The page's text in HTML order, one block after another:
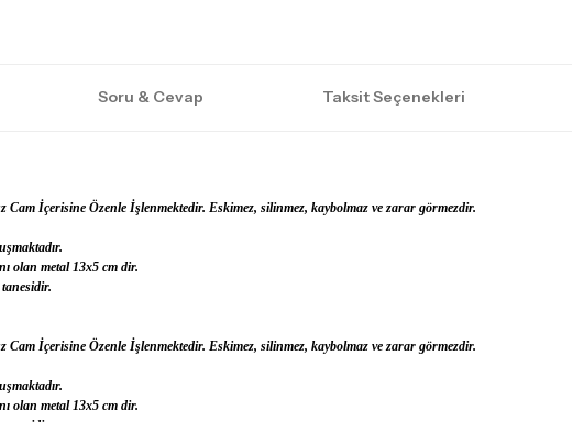
Soru & Cevap Taksit Seçenekleri
Cam İçerisine Özenle İşlenmektedir. Eskimez, silinmez, kaybolmaz ve zarar görmezdir.
olan metal 13x5 cm dir.
Cam İçerisine Özenle İşlenmektedir. Eskimez, silinmez, kaybolmaz ve zarar görmezdir.
olan metal 13x5 cm dir.